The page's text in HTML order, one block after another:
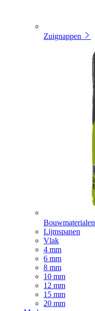
Zuignappen
Bouwmaterialen
Lijmspanen
Vlak
4 mm
6 mm
8 mm
10 mm
12 mm
15 mm
20 mm